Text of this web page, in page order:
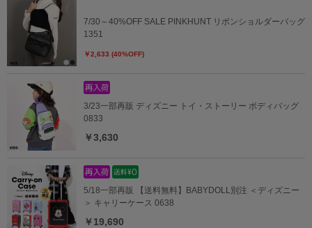
7/30～40%OFF SALE PINKHUNT リボンショルダーバッグ
1351
￥2,633 (40%OFF)
3/23一部再販 ディズニー トイ・ストーリー ボディバッグ
0833
￥3,630
5/18一部再販 【送料無料】BABYDOLL別注 ＜ディズニー
＞ キャリーケース 0638
￥19,690